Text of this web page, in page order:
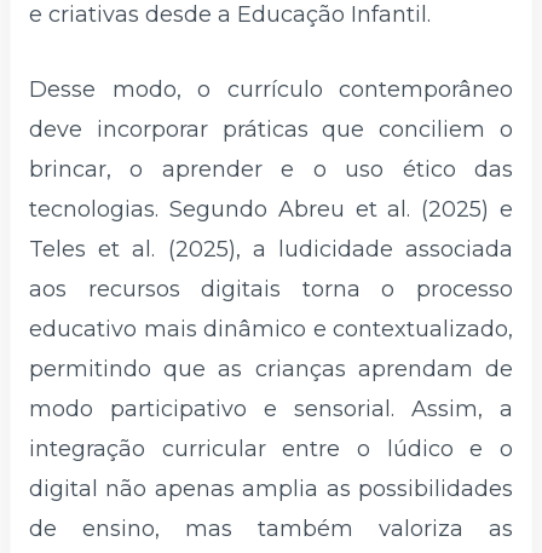
e criativas desde a Educação Infantil.
Desse modo, o currículo contemporâneo
deve incorporar práticas que conciliem o
brincar, o aprender e o uso ético das
tecnologias. Segundo Abreu et al. (2025) e
Teles et al. (2025), a ludicidade associada
aos recursos digitais torna o processo
educativo mais dinâmico e contextualizado,
permitindo que as crianças aprendam de
modo participativo e sensorial. Assim, a
integração curricular entre o lúdico e o
digital não apenas amplia as possibilidades
de ensino, mas também valoriza as